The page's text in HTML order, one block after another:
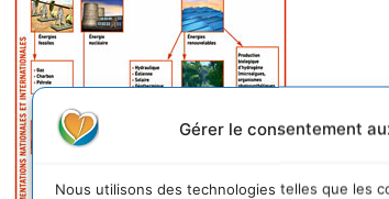
Gérer le consentement
Nous utilisons des technologies telles que les